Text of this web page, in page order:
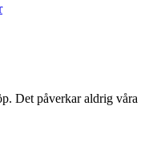
Det påverkar aldrig våra